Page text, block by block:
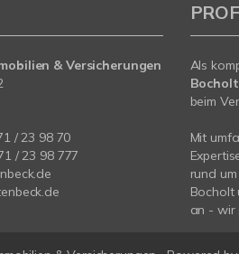
& Versicherungen
/ 23 98 70
/ 23 98 777
Als
beim
Mit
rund
Bocholt
an - wir